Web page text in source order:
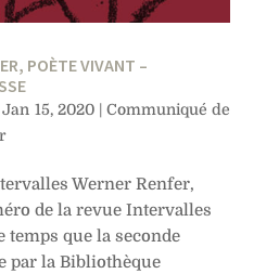
POÈTE VIVANT –
Jan 15, 2020|Communiqué de
Werner Renfer,
de la revue Intervalles
que la seconde
par la Bibliothèque